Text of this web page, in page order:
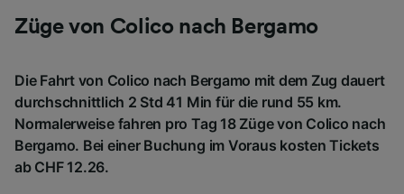
Züge von Colico nach Bergamo
Die Fahrt von Colico nach Bergamo mit dem Zug dauert
durchschnittlich 2 Std 41 Min für die rund 55 km.
Normalerweise fahren pro Tag 18 Züge von Colico nach
Bergamo. Bei einer Buchung im Voraus kosten Tickets
ab CHF 12.26.
Liste der Partner (Lieferanten)